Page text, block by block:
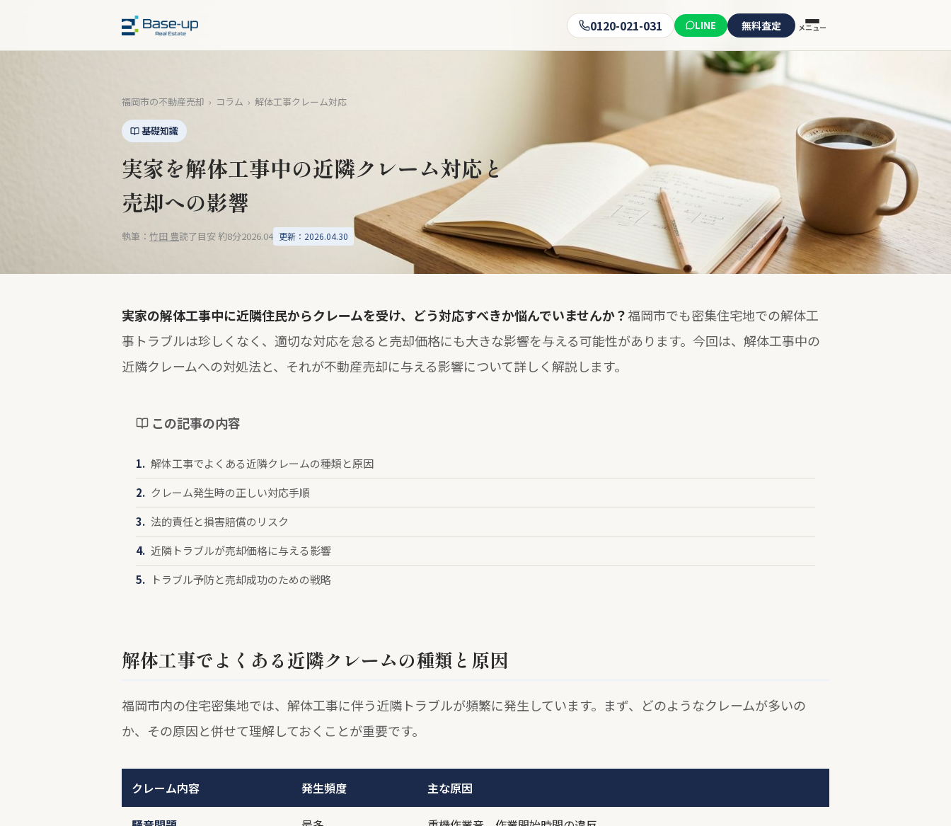
0120-021-031 LINE 無料査定 メニュー
福岡市の不動産売却 › コラム › 解体工事クレーム対応
基礎知識
実家を解体工事中の近隣クレーム対応と
売却への影響
執筆： 竹田 豊読了目安 約8分2026.04 更新：2026.04.30
実家の解体工事中に近隣住民からクレームを受け、どう対応すべきか悩んでいませんか？福岡市でも密集住宅地での解体工
事トラブルは珍しくなく、適切な対応を怠ると売却価格にも大きな影響を与える可能性があります。今回は、解体工事中の
近隣クレームへの対処法と、それが不動産売却に与える影響について詳しく解説します。
この記事の内容
解体工事でよくある近隣クレームの種類と原因
クレーム発生時の正しい対応手順
法的責任と損害賠償のリスク
近隣トラブルが売却価格に与える影響
トラブル予防と売却成功のための戦略
解体工事でよくある近隣クレームの種類と原因
福岡市内の住宅密集地では、解体工事に伴う近隣トラブルが頻繁に発生しています。まず、どのようなクレームが多いの
か、その原因と併せて理解しておくことが重要です。
クレーム内容 発生頻度 主な原因